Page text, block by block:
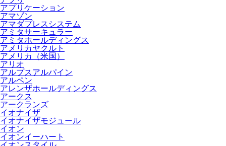
アプリケーション
アマゾン
アマダプレスシステム
アミタサーキュラー
アミタホールディングス
アメリカヤクルト
アメリカ（米国）
アリオ
アルプスアルパイン
アルペン
アレンザホールディングス
アークス
アークランズ
イオナイザ
イオナイザモジュール
イオン
イオンイーハート